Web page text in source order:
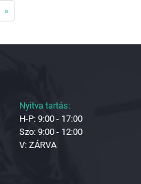
»
Nyitva tartás:
H-P: 9:00 - 17:00
Szo: 9:00 - 12:00
V: ZÁRVA